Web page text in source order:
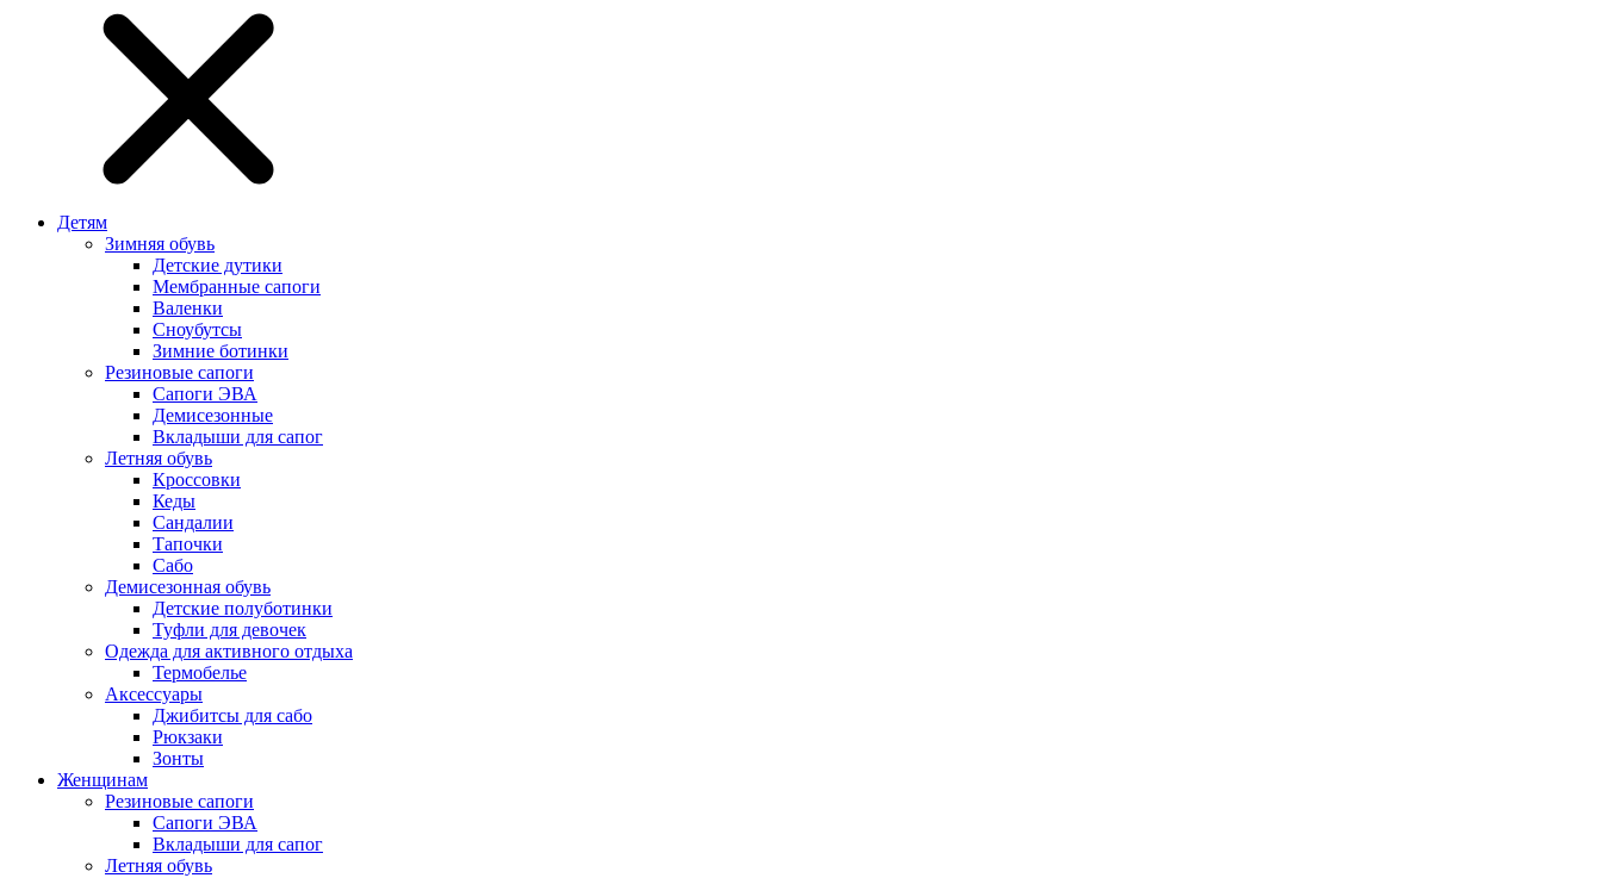
Детям
Зимняя обувь
Детские дутики
Мембранные сапоги
Валенки
Сноубутсы
Зимние ботинки
Резиновые сапоги
Сапоги ЭВА
Демисезонные
Вкладыши для сапог
Летняя обувь
Кроссовки
Кеды
Сандалии
Тапочки
Сабо
Демисезонная обувь
Детские полуботинки
Туфли для девочек
Одежда для активного отдыха
Термобелье
Аксессуары
Джибитсы для сабо
Рюкзаки
Зонты
Женщинам
Резиновые сапоги
Cапоги ЭВА
Вкладыши для сапог
Летняя обувь